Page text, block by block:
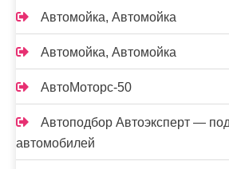
Автомойка, Автомойка
Автомойка, Автомойка
АвтоМоторс-50
Автоподбор Автоэксперт —
автомобилей